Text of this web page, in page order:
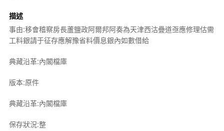
描述
事由:移會稽察房長蘆鹽政阿爾邦阿奏為天津西沽疊道亟應修理估需
工料銀請于征存應解豫省料價息銀內如數借給
典藏沿革:內閣檔庫
版本:原件
典藏沿革:內閣檔庫
保存狀況:整